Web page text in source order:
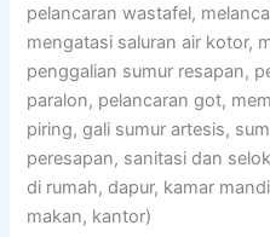
pelancaran wastafel,
mengatasi saluran air kotor,
penggalian sumur resapan,
paralon, pelancaran got,
piring, gali sumur artesis,
peresapan, sanitasi dan
di rumah, dapur, kamar
makan, kantor)